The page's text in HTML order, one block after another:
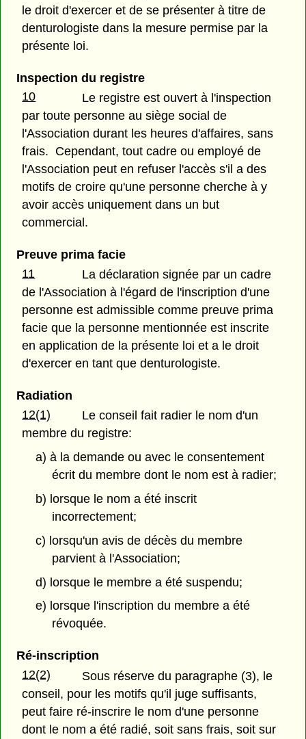
le droit d'exercer et de se présenter à titre de
denturologiste dans la mesure permise par la
présente loi.
Inspection du registre
10
Le registre est ouvert à l'inspection
par toute personne au siège social de
l'Association durant les heures d'affaires, sans
frais. Cependant, tout cadre ou employé de
l'Association peut en refuser l'accès s'il a des
motifs de croire qu'une personne cherche à y
avoir accès uniquement dans un but
commercial.
Preuve prima facie
11
La déclaration signée par un cadre
de l'Association à l'égard de l'inscription d'une
personne est admissible comme preuve prima
facie que la personne mentionnée est inscrite
en application de la présente loi et a le droit
d'exercer en tant que denturologiste.
Radiation
12(1)
Le conseil fait radier le nom d'un
membre du registre:
a) à la demande ou avec le consentement
écrit du membre dont le nom est à radier;
b) lorsque le nom a été inscrit
incorrectement;
c) lorsqu'un avis de décès du membre
parvient à l'Association;
d) lorsque le membre a été suspendu;
e) lorsque l'inscription du membre a été
révoquée.
Ré-inscription
12(2)
Sous réserve du paragraphe (3), le
conseil, pour les motifs qu'il juge suffisants,
peut faire ré-inscrire le nom d'une personne
dont le nom a été radié, soit sans frais, soit sur